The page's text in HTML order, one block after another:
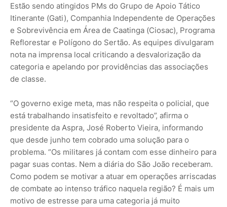
Estão sendo atingidos PMs do Grupo de Apoio Tático
Itinerante (Gati), Companhia Independente de Operações
e Sobrevivência em Área de Caatinga (Ciosac), Programa
Reflorestar e Polígono do Sertão. As equipes divulgaram
nota na imprensa local criticando a desvalorização da
categoria e apelando por providências das associações
de classe.
“O governo exige meta, mas não respeita o policial, que
está trabalhando insatisfeito e revoltado”, afirma o
presidente da Aspra, José Roberto Vieira, informando
que desde junho tem cobrado uma solução para o
problema. “Os militares já contam com esse dinheiro para
pagar suas contas. Nem a diária do São João receberam.
Como podem se motivar a atuar em operações arriscadas
de combate ao intenso tráfico naquela região? É mais um
motivo de estresse para uma categoria já muito